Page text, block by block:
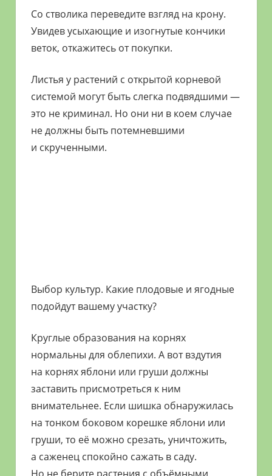
Со стволика переведите взгляд на крону.
Увидев усыхающие и изогнутые кончики
веток, откажитесь от покупки.
Листья у растений с открытой корневой
системой могут быть слегка подвядшими —
это не криминал. Но они ни в коем случае
не должны быть потемневшими
и скрученными.
Выбор культур. Какие плодовые и ягодные
подойдут вашему участку?
Круглые образования на корнях
нормальны для облепихи. А вот вздутия
на корнях яблони или груши должны
заставить присмотреться к ним
внимательнее. Если шишка обнаружилась
на тонком боковом корешке яблони или
груши, то её можно срезать, уничтожить,
а саженец спокойно сажать в саду.